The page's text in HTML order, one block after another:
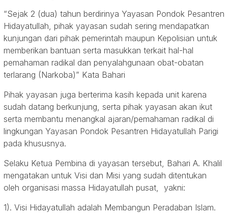
“Sejak 2 (dua) tahun berdirinya Yayasan Pondok Pesantren
Hidayatullah, pihak yayasan sudah sering mendapatkan
kunjungan dari pihak pemerintah maupun Kepolisian untuk
memberikan bantuan serta masukkan terkait hal-hal
pemahaman radikal dan penyalahgunaan obat-obatan
terlarang (Narkoba)” Kata Bahari
Pihak yayasan juga berterima kasih kepada unit karena
sudah datang berkunjung, serta pihak yayasan akan ikut
serta membantu menangkal ajaran/pemahaman radikal di
lingkungan Yayasan Pondok Pesantren Hidayatullah Parigi
pada khususnya.
Selaku Ketua Pembina di yayasan tersebut, Bahari A. Khalil
mengatakan untuk Visi dan Misi yang sudah ditentukan
oleh organisasi massa Hidayatullah pusat, yakni:
1). Visi Hidayatullah adalah Membangun Peradaban Islam.